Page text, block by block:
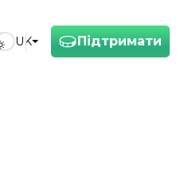
Підтримати
UK